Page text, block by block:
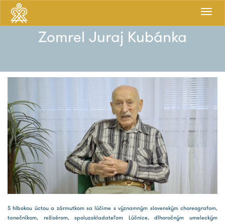
Zomrel Juraj Kubánka
S hlbokou úctou a zármutkom sa lúčime s významným slovenským choreografom,
tanečníkom, režisérom, spoluzakladateľom Lúčnice, dlhoročným umeleckým